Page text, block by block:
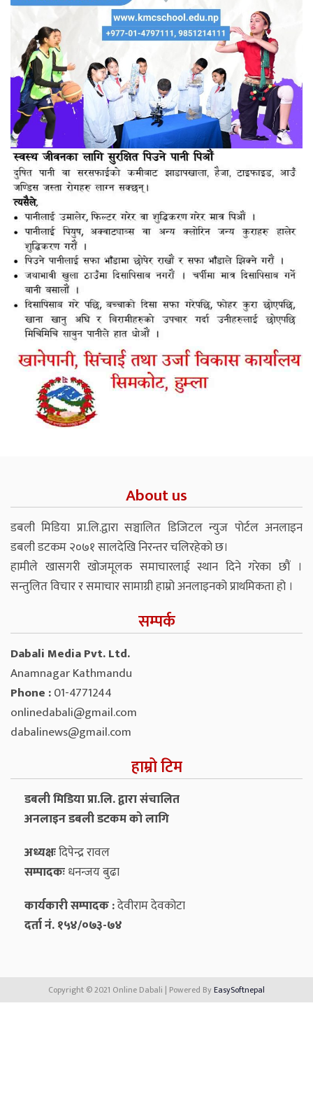
About us
डबली मिडिया प्रा.लि.द्वारा सञ्चालित डिजिटल न्युज पोर्टल अनलाइन
डबली डटकम २०७१ सालदेखि निरन्तर चलिरहेको छ।
हामीले खासगरी खोजमूलक समाचारलाई स्थान दिने गरेका छौं ।
सन्तुलित विचार र समाचार सामाग्री हाम्रो अनलाइनको प्राथमिकता हो ।
सम्पर्क
Dabali Media Pvt. Ltd.
Anamnagar Kathmandu
Phone :01-4771244
onlinedabali@gmail.com
dabalinews@gmail.com
हाम्रो टिम
डबली मिडिया प्रा.लि. द्वारा संचालित
अनलाइन डबली डटकम को लागि
अध्यक्षःदिपेन्द्र रावल
सम्पादकःधनन्‍जय बुढा
कार्यकारी सम्पादक :देवीराम देवकोटा
दर्ता नं. १५४/०७३-७४
Copyright © 2021 Online Dabali | Powered ByEasySoftnepal